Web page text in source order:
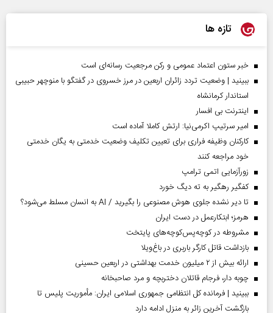
تازه ها
خبر ستون اعتماد عمومی و رکن مرجعیت رسانه‌ای است
ببینید | وضعیت تردد زائران اربعین در مرز خسروی در گفتگو با منوچهر حبیبی
استاندار کرمانشاه
اینترنت بی افسار
امیر سرتیپ اکرمی‌نیا: ارتش کاملا آماده است
کارکنان وظیفه فراری برای تعیین تکلیف وضعیت خدمتی به یگان خدمتی
خود مراجعه کنند
زورآزمایی اتمی ترامپ
کفگیر رهگیر به ته دیگ خورد
تا دیر نشده جلوی هوش مصنوعی را بگیرید / AI به انسان مسلط می‌شود؟
هرمز؛ ابتکارعمل در دست ایران
مشروطه در کوچه‌پس‌کوچه‌های پایتخت
بازداشت قاتل کارگر باربری در باغ‌ویلا
ارائه بیش از ۲ میلیون خدمت بهداشتی در اربعین حسینی
چوبه دار، فرجام قاتلان دختربچه و مرد صاحبخانه
ببینید | فرمانده کل انتظامی جمهوری اسلامی ایران­: مأموریت پلیس تا
بازگشت آخرین زائر به منزل ادامه دارد